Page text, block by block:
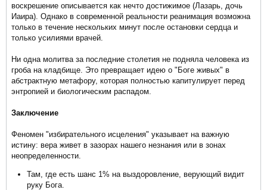
воскрешение описывается как нечто достижимое (Лазарь, дочь
Иаира). Однако в современной реальности реанимация возможна
только в течение нескольких минут после остановки сердца и
только усилиями врачей.
Ни одна молитва за последние столетия не подняла человека из
гроба на кладбище. Это превращает идею о "Боге живых" в
абстрактную метафору, которая полностью капитулирует перед
энтропией и биологическим распадом.
Заключение
Феномен "избирательного исцеления" указывает на важную
истину: вера живет в зазорах нашего незнания или в зонах
неопределенности.
Там, где есть шанс 1% на выздоровление, верующий видит
руку Бога.